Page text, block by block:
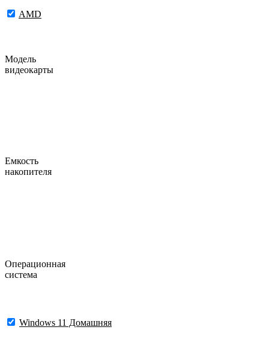
AMD
Модель
видеокарты
Емкость
накопителя
Операционная
система
Windows 11 Домашняя